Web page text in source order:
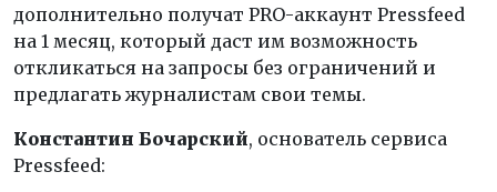
дополнительно получат PRO-аккаунт Pressfeed
на 1 месяц, который даст им возможность
откликаться на запросы без ограничений и
предлагать журналистам свои темы.
Константин Бочарский, основатель сервиса
Pressfeed: